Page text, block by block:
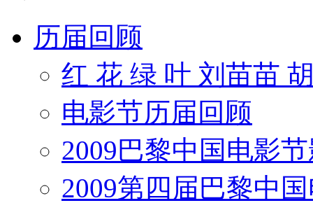
历届回顾
红 花 绿 叶 刘苗苗
电影节历届回顾
2009巴黎中国电影
2009第四届巴黎中